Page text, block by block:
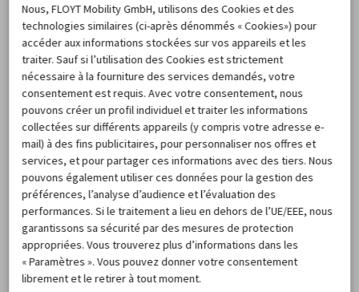
moment. Notre site, CARIGAMI, vous permet ainsi en
quelques clics de réserver directement votre véhicule,
en pouvant choisir la catégorie la plus adaptée à vos
besoins et à vos préférences mais aussi en fonction des
besoins ressentis. L'offre la plus attractive, correspondant
à tous ces critères, est accessible en quelques minutes.
Présent dans plus de 170 pays à travers plus de 40.000
points de location de véhicule, nous sommes à vos côtés
tout au long de votre réservation. Notre service
d'assistance reste aussi à votre disposition au cours de
votre séjour et pendant toute la durée de votre
réservation Europcar Le Mans. En nous faisant confiance,
vous faîtes appel au leader de la location de véhicules et
Nous, FLOYT Mobility GmbH, utilisons des Cookies et des
technologies similaires (ci-après dénommés « Cookies») pour
accéder aux informations stockées sur vos appareils et les
traiter. Sauf si l’utilisation des Cookies est strictement
nécessaire à la fourniture des services demandés, votre
consentement est requis. Avec votre consentement, nous
pouvons créer un profil individuel et traiter les informations
collectées sur différents appareils (y compris votre adresse e-
mail) à des fins publicitaires, pour personnaliser nos offres et
services, et pour partager ces informations avec des tiers. Nous
pouvons également utiliser ces données pour la gestion des
préférences, l’analyse d’audience et l’évaluation des
performances. Si le traitement a lieu en dehors de l’UE/EEE, nous
garantissons sa sécurité par des mesures de protection
appropriées. Vous trouverez plus d’informations dans les
« Paramètres ». Vous pouvez donner votre consentement
librement et le retirer à tout moment.